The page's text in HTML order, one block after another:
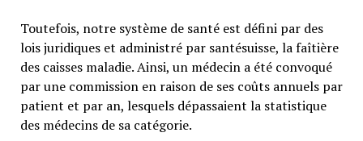
Toutefois, notre système de santé est défini par des
lois juridiques et administré par santésuisse, la faîtière
des caisses maladie. Ainsi, un médecin a été convoqué
par une commission en raison de ses coûts annuels par
patient et par an, lesquels dépassaient la statistique
des médecins de sa catégorie.